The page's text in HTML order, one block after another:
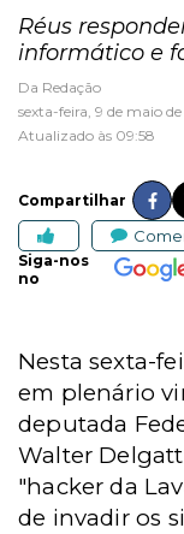
Réus
informático e
Da Redação
sexta-feira, 9 de maio
Atualizado às 09:58
Compartilhar
Siga-nos
no
Nesta sexta-
em plenário
deputada
Walter
"hacker da
de invadir os